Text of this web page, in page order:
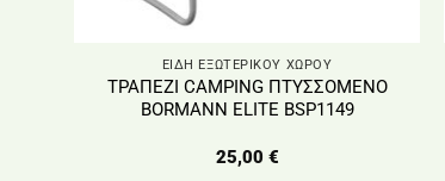
ΕΙΔΗ ΕΞΩΤΕΡΙΚΟΥ ΧΩΡΟΥ
ΤΡΑΠΕΖΙ CAMPING ΠΤΥΣΣΟΜΕΝΟ
BORMANN ELITE BSP1149
25,00 €